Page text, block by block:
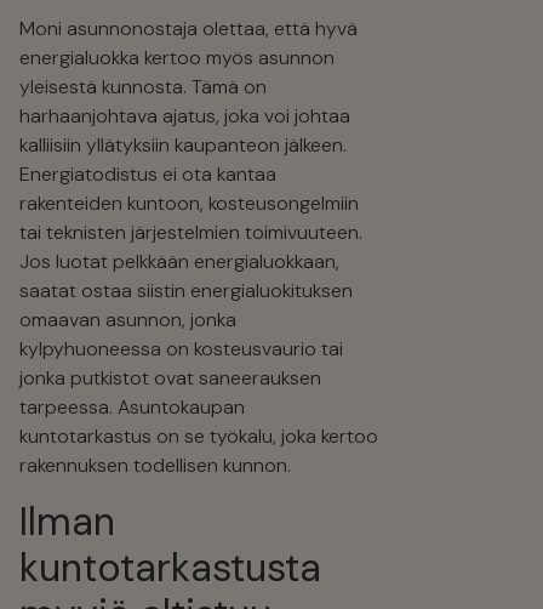
Moni asunnonostaja olettaa, että hyvä
energialuokka kertoo myös asunnon
yleisestä kunnosta. Tämä on
harhaanjohtava ajatus, joka voi johtaa
kalliisiin yllätyksiin kaupanteon jälkeen.
Energiatodistus ei ota kantaa
rakenteiden kuntoon, kosteusongelmiin
tai teknisten järjestelmien toimivuuteen.
Jos luotat pelkkään energialuokkaan,
saatat ostaa siistin energialuokituksen
omaavan asunnon, jonka
kylpyhuoneessa on kosteusvaurio tai
jonka putkistot ovat saneerauksen
tarpeessa. Asuntokaupan
kuntotarkastus on se työkalu, joka kertoo
rakennuksen todellisen kunnon.
Ilman
kuntotarkastusta